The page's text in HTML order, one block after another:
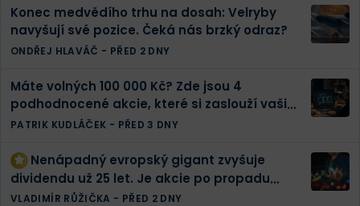
Konec medvědího trhu na dosah: Velryby
navyšují své pozice. Čeká nás brzký odraz?
ONDŘEJ HLAVÁČ - PŘED 2 DNY
Máte volných 100 000 Kč? Zde jsou 4
podhodnocené akcie, které si zaslouží vaši
pozornost
PATRIK KUDLÁČEK - PŘED 3 DNY
Nenápadný evropský gigant zvyšuje
dividendu už 25 let. Je akcie po propadu
konečně levná?
VLADIMÍR RŮŽIČKA - PŘED 2 DNY